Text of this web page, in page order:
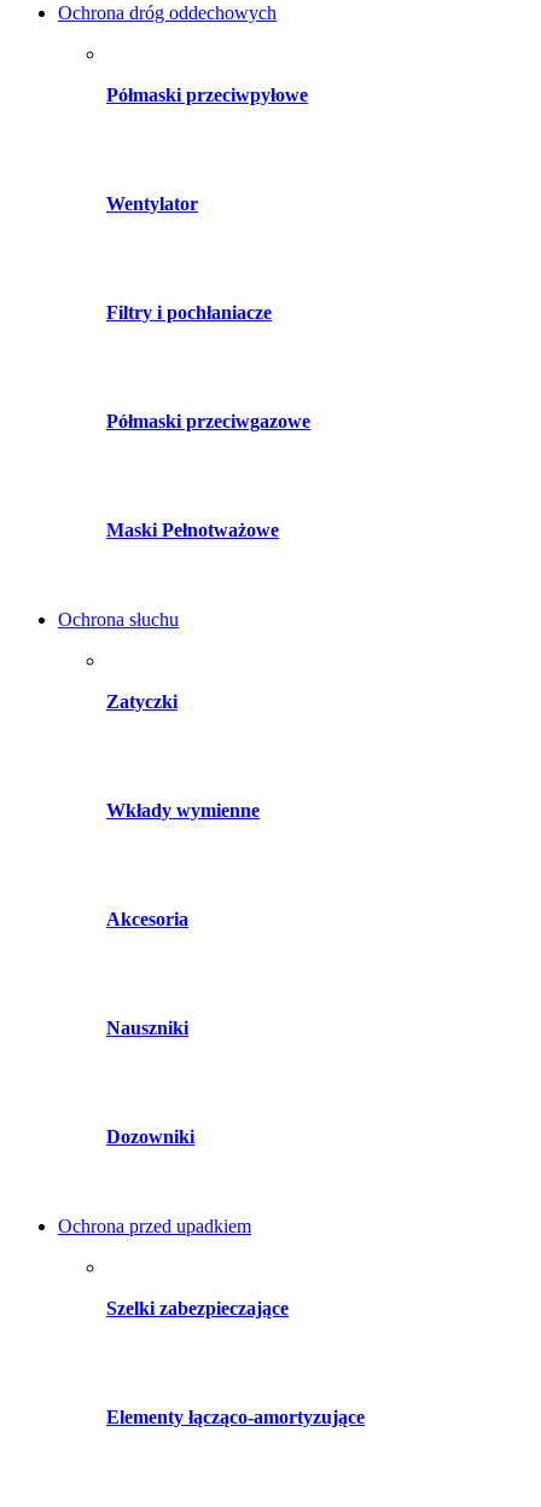
Ochrona dróg oddechowych
Półmaski przeciwpyłowe
Wentylator
Filtry i pochłaniacze
Półmaski przeciwgazowe
Maski Pełnotważowe
Ochrona słuchu
Zatyczki
Wkłady wymienne
Akcesoria
Nauszniki
Dozowniki
Ochrona przed upadkiem
Szelki zabezpieczające
Elementy łącząco-amortyzujące